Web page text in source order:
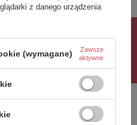
z danego urządzenia
(wymagane)
Zawsze
aktywne